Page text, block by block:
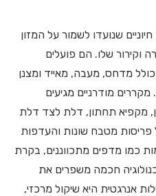
שנועדו לשמור על המזון
וקירור שלו. הם פועלים
מדחס, מעבה, מאייד ומצנן
מודרניים מגיעים
מקפיא תחתון, דלת לצד דלת
פריסות מטבח שונות והעדפות
כמו מדפים מתכווננים, בקרת
חכמה משפרים את
אנרגטית היא שיקול מרכזי,